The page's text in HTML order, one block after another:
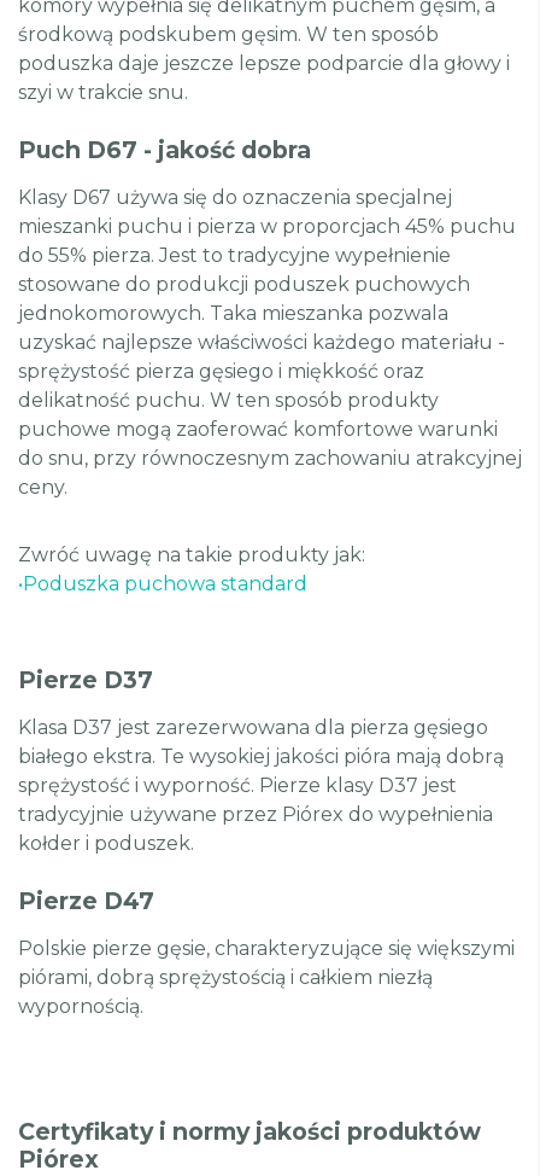
komory wypełnia się delikatnym puchem gęsim, a
środkową podskubem gęsim. W ten sposób
poduszka daje jeszcze lepsze podparcie dla głowy i
szyi w trakcie snu.
Puch D67 - jakość dobra
Klasy D67 używa się do oznaczenia specjalnej
mieszanki puchu i pierza w proporcjach 45% puchu
do 55% pierza. Jest to tradycyjne wypełnienie
stosowane do produkcji poduszek puchowych
jednokomorowych. Taka mieszanka pozwala
uzyskać najlepsze właściwości każdego materiału -
sprężystość pierza gęsiego i miękkość oraz
delikatność puchu. W ten sposób produkty
puchowe mogą zaoferować komfortowe warunki
do snu, przy równoczesnym zachowaniu atrakcyjnej
ceny.
Zwróć uwagę na takie produkty jak:
•Poduszka puchowa standard
Pierze D37
Klasa D37 jest zarezerwowana dla pierza gęsiego
białego ekstra. Te wysokiej jakości pióra mają dobrą
sprężystość i wyporność. Pierze klasy D37 jest
tradycyjnie używane przez Piórex do wypełnienia
kołder i poduszek.
Pierze D47
Polskie pierze gęsie, charakteryzujące się większymi
piórami, dobrą sprężystością i całkiem niezłą
wypornością.
Certyfikaty i normy jakości produktów
Piórex